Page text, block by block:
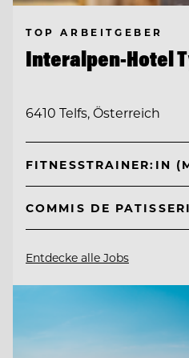
TOP ARBEITGEBER
Interalpen-Hotel
6410 Telfs, Österreich
FITNESSTRAINER:IN
COMMIS DE
Entdecke alle Jobs